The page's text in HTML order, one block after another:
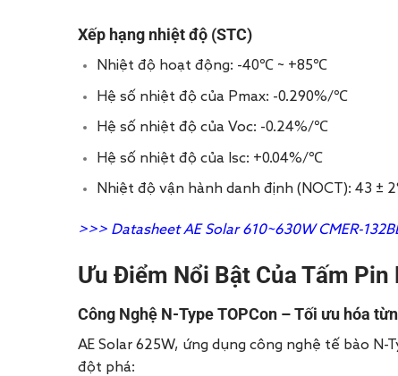
Xếp hạng nhiệt độ (STC)
Nhiệt độ hoạt động: -40℃ ~ +85℃
Hệ số nhiệt độ của Pmax: -0.290%/℃
Hệ số nhiệt độ của Voc: -0.24%/℃
Hệ số nhiệt độ của Isc: +0.04%/℃
Nhiệt độ vận hành danh định (NOCT): 43 ±
>>> Datasheet AE Solar 610~630W CMER-
Ưu Điểm Nổi Bật Của Tấm
Công Nghệ N-Type TOPCon – Tối ưu hóa
AE Solar 625W, ứng dụng công nghệ tế bào
đột phá: